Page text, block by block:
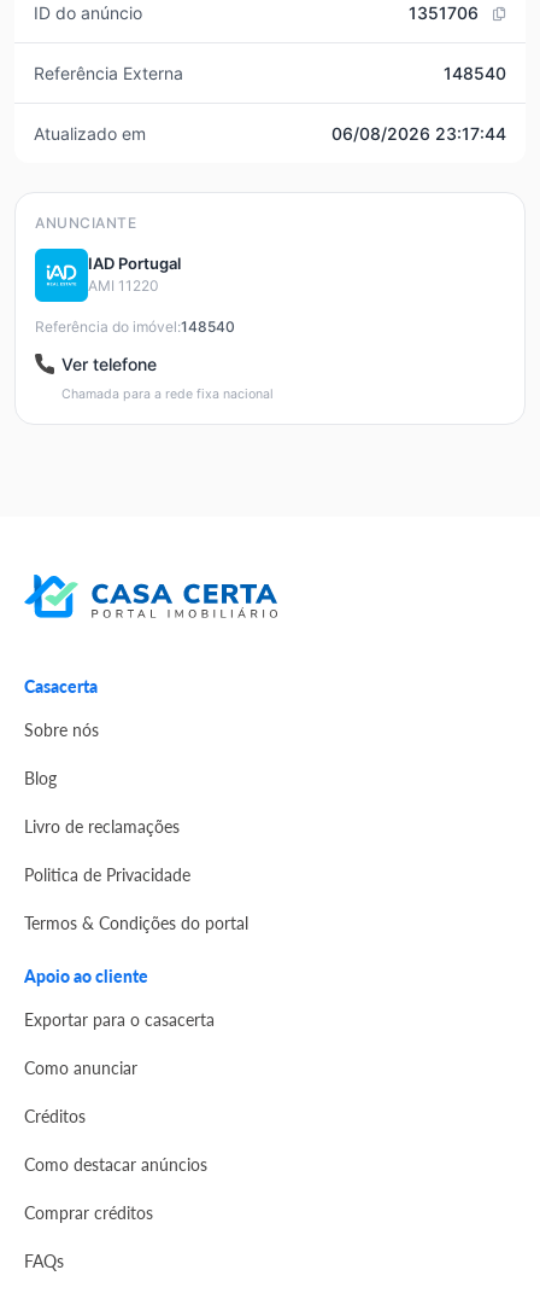
ID do anúncio 1351706
Referência Externa 148540
Atualizado em 06/08/2026 23:17:44
ANUNCIANTE
IAD Portugal
AMI 11220
Referência do imóvel:148540
Ver telefone
Chamada para a rede fixa nacional
Casacerta
Sobre nós
Blog
Livro de reclamações
Politica de Privacidade
Termos & Condições do portal
Apoio ao cliente
Exportar para o casacerta
Como anunciar
Créditos
Como destacar anúncios
Comprar créditos
FAQs